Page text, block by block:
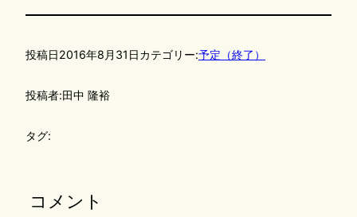
投稿日2016年8月31日カテゴリー:予定（終了）
投稿者:田中 隆裕
タグ:
コメント